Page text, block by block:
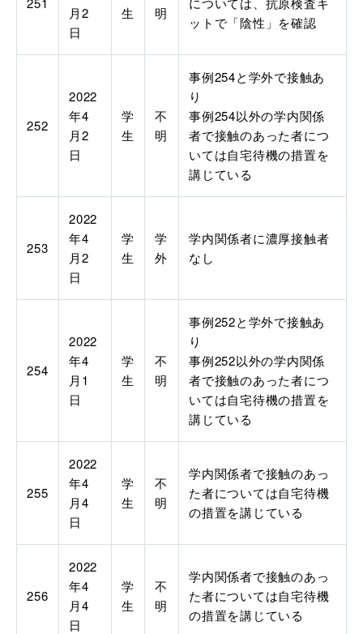
月2
日
生
明
ットで「陰性」を確認
252
2022
年4
月2
日
学
生
不
明
事例254と学外で接触あ
り
事例254以外の学内関係
者で接触のあった者につ
いては自宅待機の措置を
講じている
253
2022
年4
月2
日
学
生
学
外
学内関係者に濃厚接触者
なし
254
2022
年4
月1
日
学
生
不
明
事例252と学外で接触あ
り
事例252以外の学内関係
者で接触のあった者につ
いては自宅待機の措置を
講じている
255
2022
年4
月4
日
学
生
不
明
学内関係者で接触のあっ
た者については自宅待機
の措置を講じている
256
2022
年4
月4
日
学
生
不
明
学内関係者で接触のあっ
た者については自宅待機
の措置を講じている